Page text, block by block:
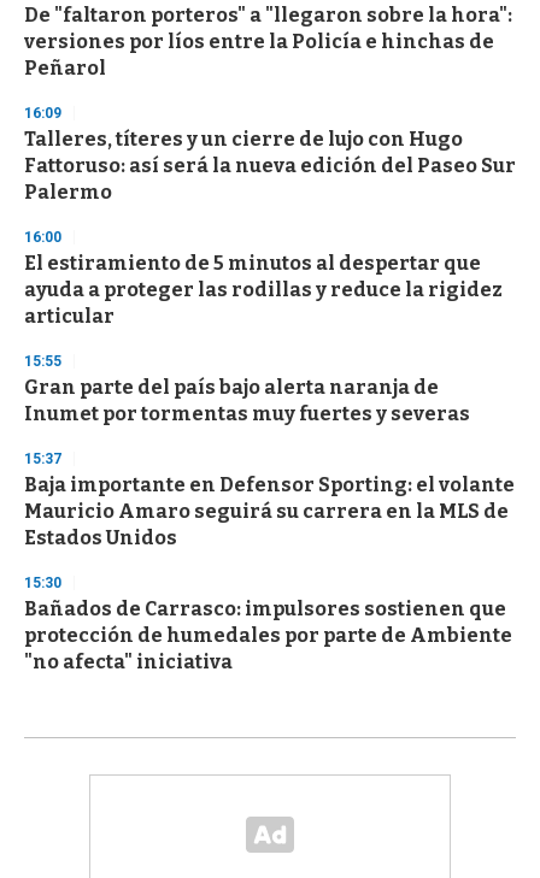
De "faltaron porteros" a "llegaron sobre la hora":
versiones por líos entre la Policía e hinchas de
Peñarol
16:09
Talleres, títeres y un cierre de lujo con Hugo
Fattoruso: así será la nueva edición del Paseo Sur
Palermo
16:00
El estiramiento de 5 minutos al despertar que
ayuda a proteger las rodillas y reduce la rigidez
articular
15:55
Gran parte del país bajo alerta naranja de
Inumet por tormentas muy fuertes y severas
15:37
Baja importante en Defensor Sporting: el volante
Mauricio Amaro seguirá su carrera en la MLS de
Estados Unidos
15:30
Bañados de Carrasco: impulsores sostienen que
protección de humedales por parte de Ambiente
"no afecta" iniciativa